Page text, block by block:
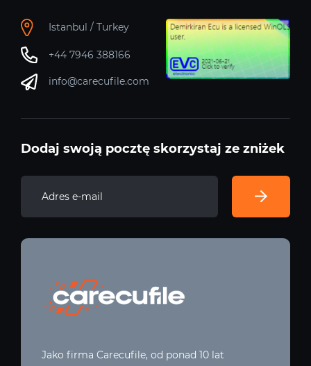
Istanbul / Turkey
+44 7946 388166
info@carecufile.com
Dodaj swoją pocztę skorzystaj ze zniżek
Jako firma Carecufile, od ponad 10 lat